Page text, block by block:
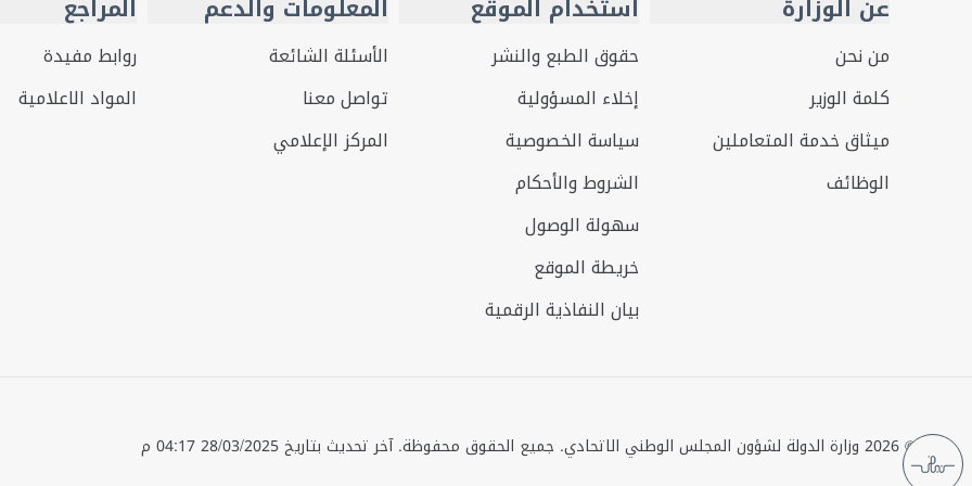
عن الوزارة
من نحن
كلمة الوزير
ميثاق خدمة المتعاملين
الوظائف
استخدام الموقع
حقوق الطبع والنشر
إخلاء المسؤولية
سياسة الخصوصية
الشروط والأحكام
سهولة الوصول
خريطة الموقع
بيان النفاذية الرقمية
المعلومات والدعم
الأسئلة الشائعة
تواصل معنا
المركز الإعلامي
المراجع
روابط مفيدة
المواد الاعلامية
©
2026 وزارة الدولة لشؤون المجلس الوطني الاتحادي. جميع الحقوق محفوظة.آخر تحديث بتاريخ28/03/2025 04:17 م